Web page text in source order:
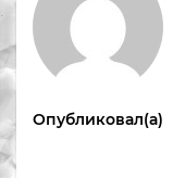
Опубликовал(а)